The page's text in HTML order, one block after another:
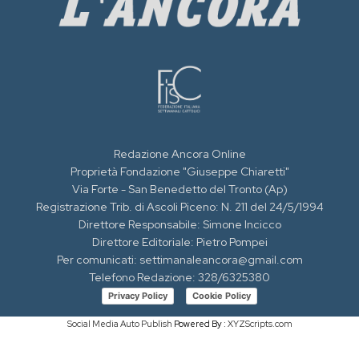
Redazione Ancora Online
Proprietà Fondazione "Giuseppe Chiaretti"
Via Forte - San Benedetto del Tronto (Ap)
Registrazione Trib. di Ascoli Piceno: N. 211 del 24/5/1994
Direttore Responsabile: Simone Incicco
Direttore Editoriale: Pietro Pompei
Per comunicati: settimanaleancora@gmail.com
Telefono Redazione: 328/6325380
Privacy Policy Cookie Policy
Social Media Auto Publish Powered By : XYZScripts.com